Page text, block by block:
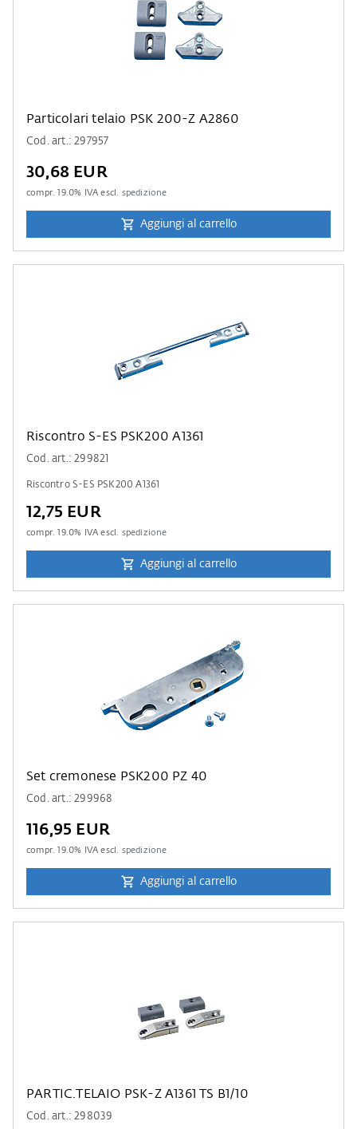
Particolari telaio PSK 200-Z A2860
Cod. art.: 297957
30,68 EUR
compr.19.0% IVA escl. spedizione
Aggiungi al carrello
Riscontro S-ES PSK200 A1361
Cod. art.: 299821
Riscontro S-ES PSK200 A1361
12,75 EUR
compr.19.0% IVA escl. spedizione
Aggiungi al carrello
Set cremonese PSK200 PZ 40
Cod. art.: 299968
116,95 EUR
compr.19.0% IVA escl. spedizione
Aggiungi al carrello
PARTIC.TELAIO PSK-Z A1361 TS B1/10
Cod. art.: 298039